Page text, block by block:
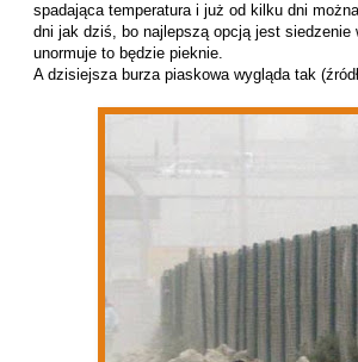
spadająca temperatura i już od kilku dni
dni jak dziś, bo najlepszą opcją jest
unormuje to będzie pieknie.
A dzisiejsza burza piaskowa wygląda tak